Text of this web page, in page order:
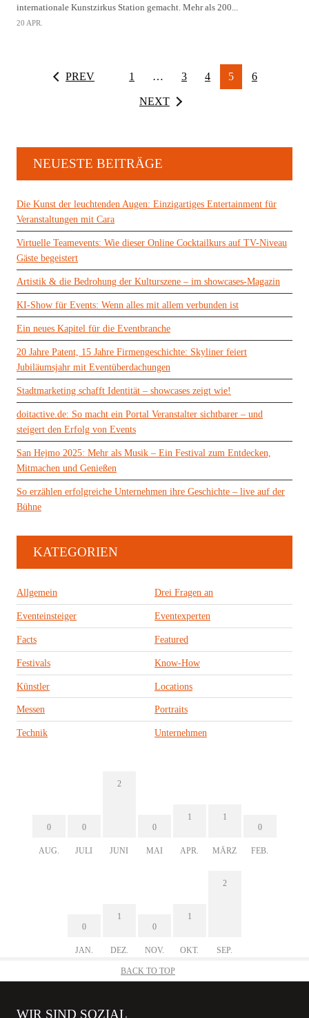
internationale Kunstzirkus Station gemacht. Mehr als 200...
20 APR.
PREV 1 … 3 4 5 6
NEXT
NEUESTE BEITRÄGE
Die Kunst der leuchtenden Augen: Einzigartiges Entertainment für
Veranstaltungen mit Cara
Virtuelle Teamevents: Wie dieser Online Cocktailkurs auf TV-Niveau
Gäste begeistert
Artistik & die Bedrohung der Kulturszene – im showcases-Magazin
KI-Show für Events: Wenn alles mit allem verbunden ist
Ein neues Kapitel für die Eventbranche
20 Jahre Patent, 15 Jahre Firmengeschichte: Skyliner feiert
Jubiläumsjahr mit Eventüberdachungen
Stadtmarketing schafft Identität – showcases zeigt wie!
doitactive.de: So macht ein Portal Veranstalter sichtbarer – und
steigert den Erfolg von Events
San Hejmo 2025: Mehr als Musik – Ein Festival zum Entdecken,
Mitmachen und Genießen
So erzählen erfolgreiche Unternehmen ihre Geschichte – live auf der
Bühne
KATEGORIEN
Allgemein Drei Fragen an
Eventeinsteiger Eventexperten
Facts Featured
Festivals Know-How
Künstler Locations
Messen Portraits
Technik Unternehmen
0
AUG.
0
JULI
2
JUNI
0
MAI
1
APR.
1
MÄRZ
0
FEB.
0
JAN.
1
DEZ.
0
NOV.
1
OKT.
2
SEP.
BACK TO TOP
WIR SIND SOZIAL